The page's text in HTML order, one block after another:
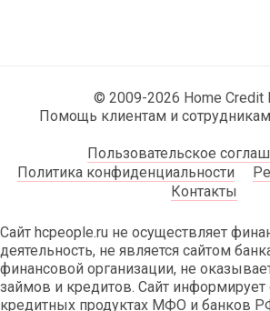
© 2009-2026 Home Credit
Помощь клиентам и
Пользовательское
Политика конфиденциальности
Контакты
Сайт hcpeople.ru не осуществляет
деятельность, не является сайтом
финансовой организации, не
займов и кредитов. Сайт
кредитных продуктах МФО и банков